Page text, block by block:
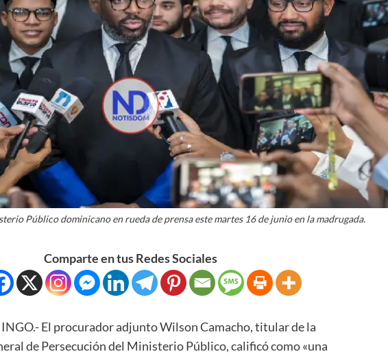
Público dominicano en rueda de prensa este martes 16 de junio en la madrugada.
Comparte en tus Redes Sociales
El procurador adjunto Wilson Camacho, titular de la
de Persecución del Ministerio Público, calificó como «una